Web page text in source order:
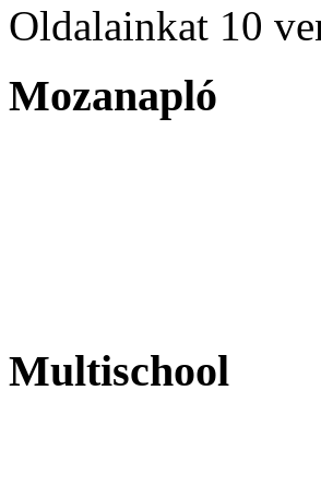
Oldalainkat 10
Mozanapló
Multischool